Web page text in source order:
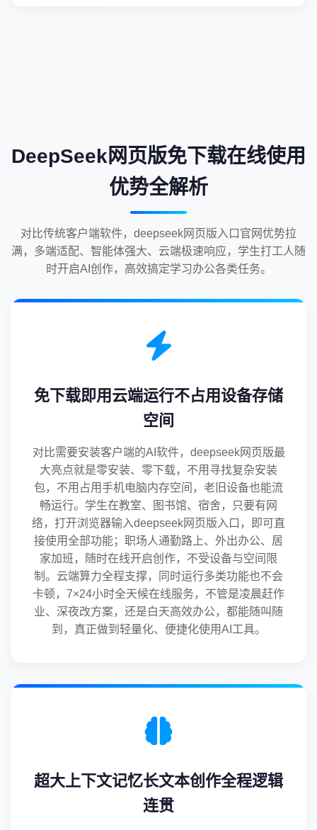
DeepSeek网页版免下载在线使用
优势全解析
对比传统客户端软件，deepseek网页版入口官网优势拉
满，多端适配、智能体强大、云端极速响应，学生打工人随
时开启AI创作，高效搞定学习办公各类任务。
免下载即用云端运行不占用设备存储
空间
对比需要安装客户端的AI软件，deepseek网页版最
大亮点就是零安装、零下载，不用寻找复杂安装
包，不用占用手机电脑内存空间，老旧设备也能流
畅运行。学生在教室、图书馆、宿舍，只要有网
络，打开浏览器输入deepseek网页版入口，即可直
接使用全部功能；职场人通勤路上、外出办公、居
家加班，随时在线开启创作，不受设备与空间限
制。云端算力全程支撑，同时运行多类功能也不会
卡顿，7×24小时全天候在线服务，不管是凌晨赶作
业、深夜改方案，还是白天高效办公，都能随叫随
到，真正做到轻量化、便捷化使用AI工具。
超大上下文记忆长文本创作全程逻辑
连贯